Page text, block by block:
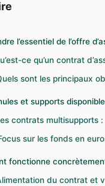
l’essentiel de l’offre
ce qu’un contrat
sont les principaux
et supports
contrats multisupports
sur les fonds en
fonctionne
du contrat et